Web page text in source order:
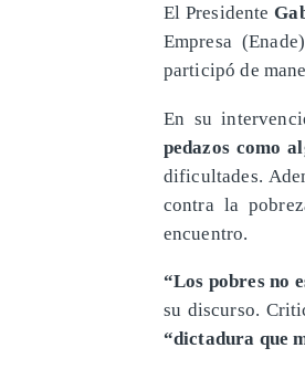
El Presidente
Empresa
participó de
En su
pedazos como
dificultades.
contra la
encuentro.
“Los pobres no
su discurso.
“dictadura que